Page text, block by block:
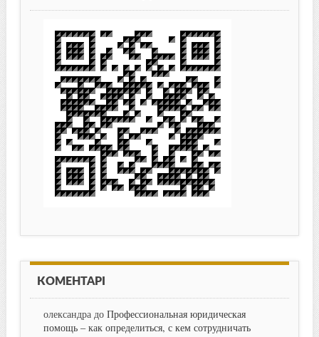
КОМЕНТАРІ
олександрадо Профессиональная юридическая
помощь – как определиться, с кем сотрудничать